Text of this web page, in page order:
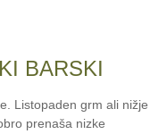
BARSKI
Listopaden grm ali nižje
prenaša nizke